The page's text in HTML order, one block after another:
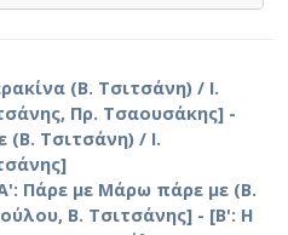
(Β. Τσιτσάνη) / Ι.
Πρ. Τσαουσάκης] -
Τσιτσάνη) / Ι.
Πάρε με Μάρω πάρε με (Β.
Β. Τσιτσάνης] - [Β': Η